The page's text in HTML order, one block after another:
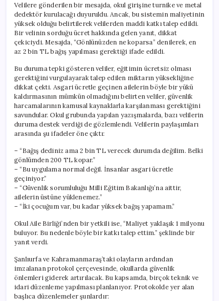
Velilere gönderilen bir mesajda, okul girişine turnike ve metal
dedektör kurulacağı duyuruldu. Ancak, bu sistemin maliyetinin
yüksek olduğu belirtilerek velilerden maddi katkı talep edildi.
Bir velinin sorduğu ücret hakkında gelen yanıt, dikkat
çekiciydi. Mesajda, “Gönlünüzden ne koparsa” denilerek, en
az 2 bin TL bağış yapılması gerektiği ifade edildi.
Bu duruma tepki gösteren veliler, eğitimin ücretsiz olması
gerektiğini vurgulayarak talep edilen miktarın yüksekliğine
dikkat çekti. Asgari ücretle geçinen ailelerin böyle bir yükü
kaldırmasının mümkün olmadığını belirten veliler, güvenlik
harcamalarının kamusal kaynaklarla karşılanması gerektiğini
savundular. Okul grubunda yapılan yazışmalarda, bazı velilerin
duruma destek verdiği de gözlemlendi. Velilerin paylaşımları
arasında şu ifadeler öne çıktı:
– “Bağış dediniz ama 2 bin TL verecek durumda değilim. Belki
gönlümden 200 TL kopar.”
– “Bu uygulama normal değil. İnsanlar asgari ücretle
geçiniyor.”
– “Güvenlik sorumluluğu Milli Eğitim Bakanlığı’na aittir,
ailelerin üstüne yüklenemez.”
– “İki çocuğum var, bu kadar yüksek bağış yapamam.”
Okul Aile Birliği’nden bir yetkili ise, “Maliyet yaklaşık 1 milyonu
buluyor. Bu nedenle böyle bir katkı talep ettim.” şeklinde bir
yanıt verdi.
Şanlıurfa ve Kahramanmaraş’taki olayların ardından
imzalanan protokol çerçevesinde, okullarda güvenlik
önlemleri giderek artırılacak. Bu kapsamda, birçok teknik ve
idari düzenleme yapılması planlanıyor. Protokolde yer alan
başlıca düzenlemeler şunlardır: